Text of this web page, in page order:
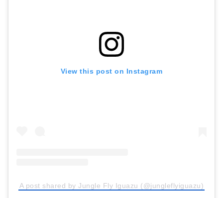
View this post on Instagram
A post shared by Jungle Fly Iguazu (@jungleflyiguazu)